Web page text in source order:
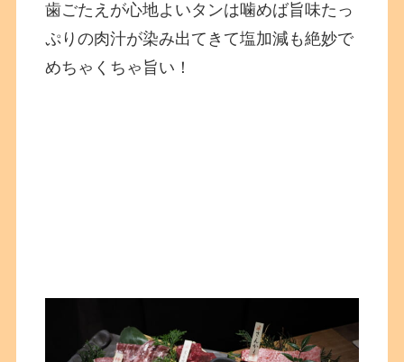
歯ごたえが心地よいタンは噛めば旨味たっ
ぷりの肉汁が染み出てきて塩加減も絶妙で
めちゃくちゃ旨い！